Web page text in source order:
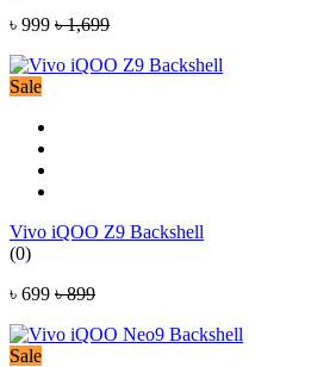
৳ 999 ৳ 1,699
Sale
Vivo iQOO Z9 Backshell
(0)
৳ 699 ৳ 899
Sale